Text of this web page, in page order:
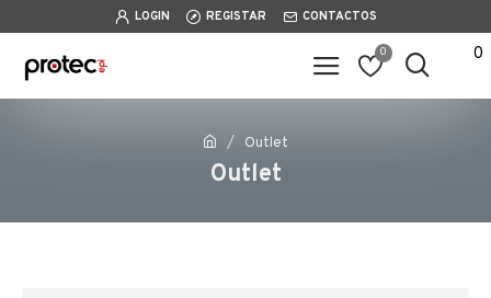
LOGIN REGISTAR CONTACTOS
0 0
Outlet
Outlet